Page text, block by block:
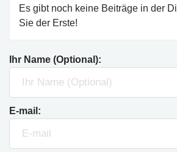
Es gibt noch keine Beiträge in der
Sie der Erste!
Ihr Name (Optional):
E-mail: